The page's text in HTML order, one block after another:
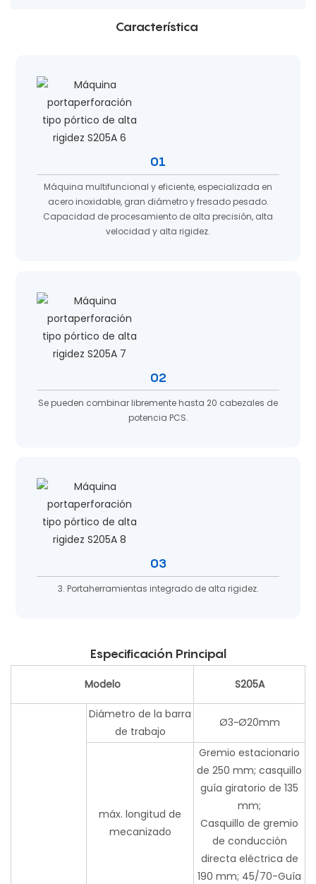
Característica
01
Máquina multifuncional y eficiente, especializada en
acero inoxidable, gran diámetro y fresado pesado.
Capacidad de procesamiento de alta precisión, alta
velocidad y alta rigidez.
02
Se pueden combinar libremente hasta 20 cabezales de
potencia PCS.
03
3. Portaherramientas integrado de alta rigidez.
Especificación Principal
Modelo S205A
Diámetro de la barra
de trabajo
Ø3~Ø20mm
máx. longitud de
mecanizado
Gremio estacionario
de 250 mm; casquillo
guía giratorio de 135
mm;
Casquillo de gremio
de conducción
directa eléctrica de
190 mm; 45/70-Guía